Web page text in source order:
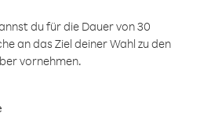
du für die Dauer von 30
an das Ziel deiner Wahl zu den
vornehmen.